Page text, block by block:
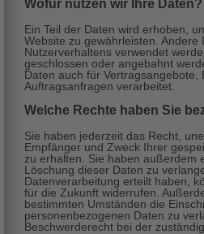
Wofür nutzen wir Ihre Daten?
Ein Teil der Daten wird erhoben,
Website zu gewährleisten.
Nutzerverhaltens verwendet
geschlossen oder angebahnt
Daten auch für Vertragsangebote,
Auftragsanfragen verarbeitet.
Welche Rechte haben Sie
Sie haben jederzeit das Recht,
Empfänger und Zweck Ihrer
zu erhalten. Sie haben außerdem
Löschung dieser Daten zu
Datenverarbeitung erteilt haben,
für die Zukunft widerrufen.
bestimmten Umständen die
personenbezogenen Daten zu
Beschwerderecht bei der